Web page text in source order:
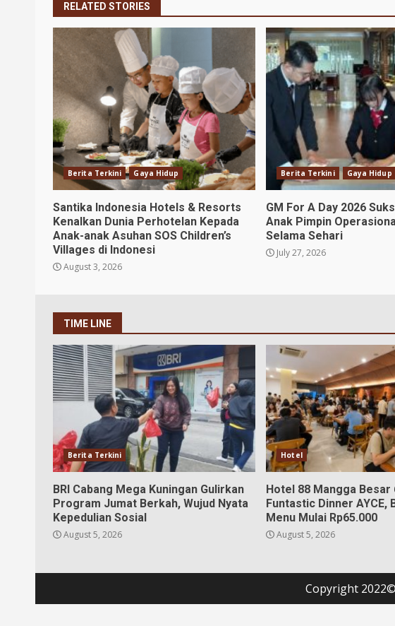
RELATED STORIES
Berita Terkini Gaya Hidup
Santika Indonesia Hotels & Resorts
Kenalkan Dunia Perhotelan Kepada
Anak-anak Asuhan SOS Children’s
Villages di Indonesi
August 3, 2026
Berita Terkini Gaya Hidup
GM For A Day 2026
Anak Pimpin
Selama Sehari
July 27, 2026
TIME LINE
Berita Terkini
BRI Cabang Mega Kuningan Gulirkan
Program Jumat Berkah, Wujud Nyata
Kepedulian Sosial
August 5, 2026
Hotel
Hotel 88 Mangga Besar
Funtastic Dinner AYCE,
Menu Mulai Rp65.000
August 5, 2026
Copyright